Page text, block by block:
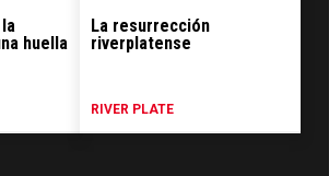
huella
La resurrección
riverplatense
RIVER PLATE